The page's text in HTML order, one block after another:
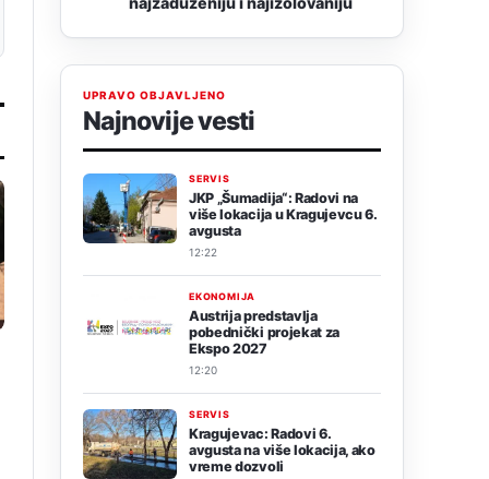
UPRAVO OBJAVLJENO
Najnovije vesti
SERVIS
JKP „Šumadija“: Radovi na
više lokacija u Kragujevcu 6.
avgusta
12:22
EKONOMIJA
Austrija predstavlja
pobednički projekat za
Ekspo 2027
12:20
SERVIS
Kragujevac: Radovi 6.
avgusta na više lokacija, ako
vreme dozvoli